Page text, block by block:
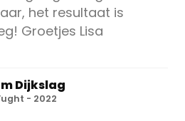
het resultaat is
Groetjes Lisa
Dijkslag
- 2022